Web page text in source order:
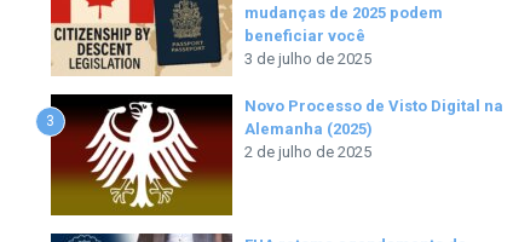
mudanças de 2025 podem
beneficiar você
3 de julho de 2025
3
Novo Processo de Visto Digital na
Alemanha (2025)
2 de julho de 2025